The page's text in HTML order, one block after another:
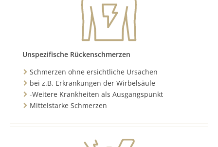
Unspezifische Rückenschmerzen
Schmerzen ohne ersichtliche Ursachen
bei z.B. Erkrankungen der Wirbelsäule
-Weitere Krankheiten als Ausgangspunkt
Mittelstarke Schmerzen